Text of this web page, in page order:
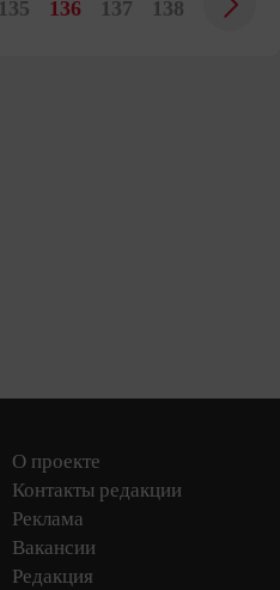
135 136 137 138
О проекте
Контакты редакции
Реклама
Вакансии
Редакция